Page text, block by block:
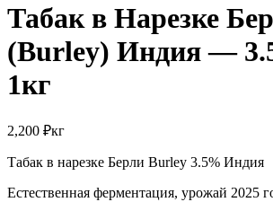
Табак в Нарезке
(Burley) Индия —
1кг
2,200 ₽кг
Табак в нарезке Берли Burley 3.5% Индия
Естественная ферментация, урожай 2025